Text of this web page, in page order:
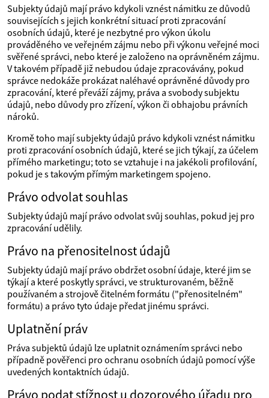
Subjekty údajů mají právo kdykoli vznést námitku ze důvodů
souvisejících s jejich konkrétní situací proti zpracování
osobních údajů, které je nezbytné pro výkon úkolu
prováděného ve veřejném zájmu nebo při výkonu veřejné moci
svěřené správci, nebo které je založeno na oprávněném zájmu.
V takovém případě již nebudou údaje zpracovávány, pokud
správce nedokáže prokázat naléhavé oprávněné důvody pro
zpracování, které převáží zájmy, práva a svobody subjektu
údajů, nebo důvody pro zřízení, výkon či obhajobu právních
nároků.
Kromě toho mají subjekty údajů právo kdykoli vznést námitku
proti zpracování osobních údajů, které se jich týkají, za účelem
přímého marketingu; toto se vztahuje i na jakékoli profilování,
pokud je s takovým přímým marketingem spojeno.
Právo odvolat souhlas
Subjekty údajů mají právo odvolat svůj souhlas, pokud jej pro
zpracování udělily.
Právo na přenositelnost údajů
Subjekty údajů mají právo obdržet osobní údaje, které jim se
týkají a které poskytly správci, ve strukturovaném, běžně
používaném a strojově čitelném formátu ("přenositelném"
formátu) a právo tyto údaje předat jinému správci.
Uplatnění práv
Práva subjektů údajů lze uplatnit oznámením správci nebo
případně pověřenci pro ochranu osobních údajů pomocí výše
uvedených kontaktních údajů.
Právo podat stížnost u dozorového úřadu pro